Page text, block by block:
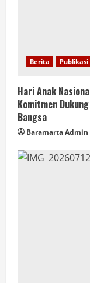
Berita Publikasi
Hari Anak
Komitmen
Bangsa
Baramarta Admin